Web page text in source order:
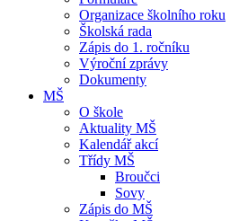
Organizace školního roku
Školská rada
Zápis do 1. ročníku
Výroční zprávy
Dokumenty
MŠ
O škole
Aktuality MŠ
Kalendář akcí
Třídy MŠ
Broučci
Sovy
Zápis do MŠ